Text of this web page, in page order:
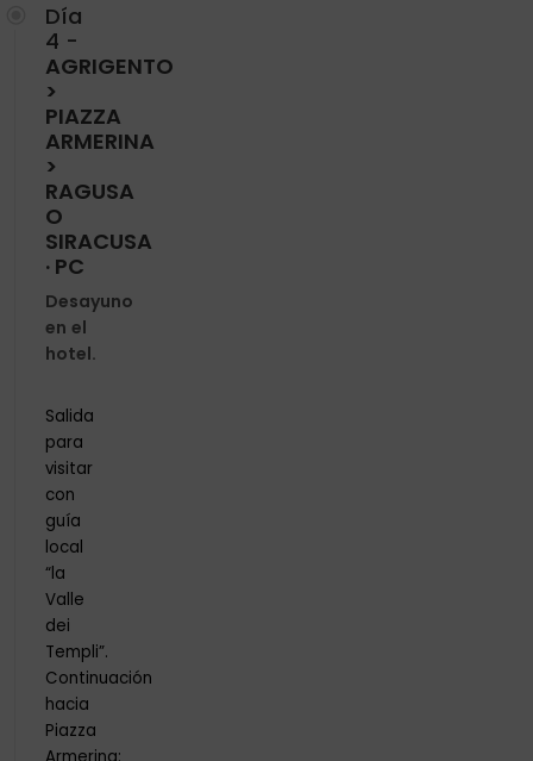
Día
4 -
AGRIGENTO
>
PIAZZA
ARMERINA
>
RAGUSA
O
SIRACUSA
· PC
Desayuno
en el
hotel.
Salida
para
visitar
con
guía
local
“la
Valle
dei
Templi”.
Continuación
hacia
Piazza